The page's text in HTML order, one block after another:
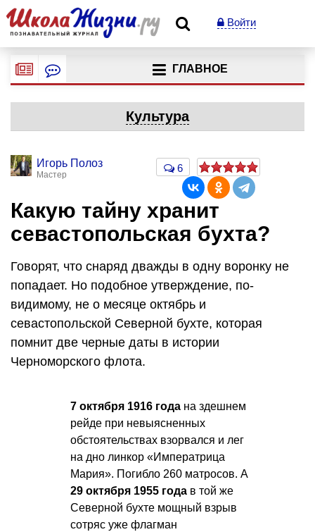
Войти
ГЛАВНОЕ
Культура
Игорь Полоз
Мастер
6
Какую тайну хранит
севастопольская бухта?
Говорят, что снаряд дважды в одну воронку не
попадает. Но подобное утверждение, по-
видимому, не о месяце октябрь и
севастопольской Северной бухте, которая
помнит две черные даты в истории
Черноморского флота.
7 октября 1916 года на здешнем
рейде при невыясненных
обстоятельствах взорвался и лег
на дно линкор «Императрица
Мария». Погибло 260 матросов. А
29 октября 1955 года в той же
Северной бухте мощный взрыв
сотряс уже флагман